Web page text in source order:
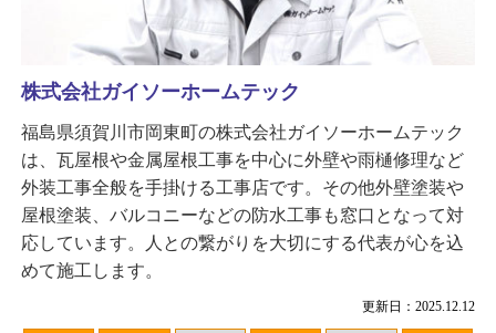
更新日：2025.12.12
株式会社ガイソーホームテック
福島県須賀川市岡東町の株式会社ガイソーホームテック
は、瓦屋根や金属屋根工事を中心に外壁や雨樋修理など
外装工事全般を手掛ける工事店です。その他外壁塗装や
屋根塗装、バルコニーなどの防水工事も窓口となって対
応しています。人との繋がりを大切にする代表が心を込
めて施工します。